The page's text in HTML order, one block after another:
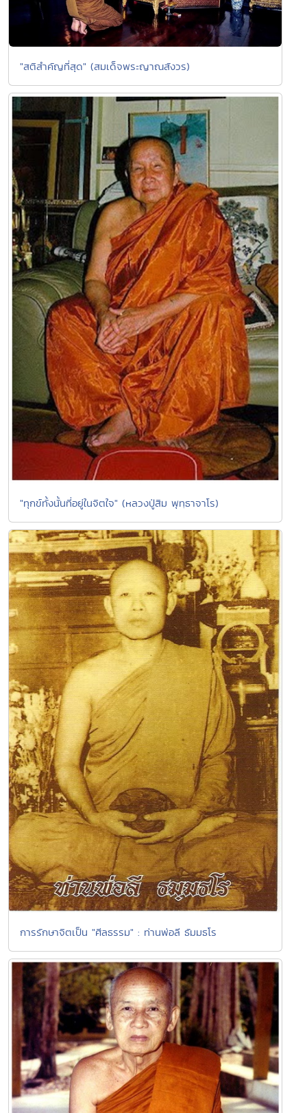
"สติสำคัญที่สุด" (สมเด็จพระญาณสังวร)
"ทุกข์ทั้งนั้นที่อยู่ในจิตใจ" (หลวงปู่สิม พุทฺธาจาโร)
การรักษาจิตเป็น "ศีลธรรม" : ท่านพ่อลี ธัมมธโร